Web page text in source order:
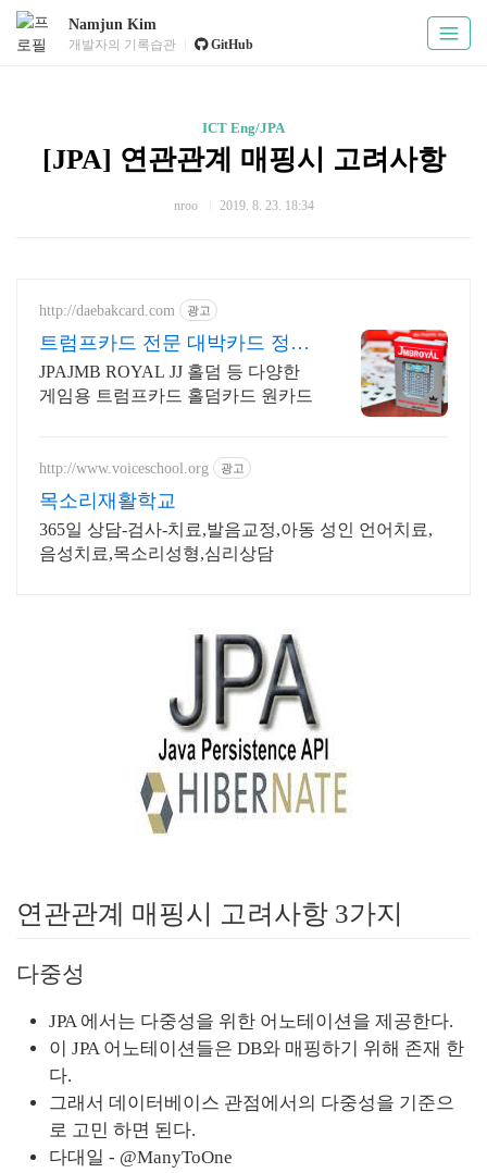
Namjun Kim
개발자의 기록습관 GitHub
ICT Eng/JPA
[JPA] 연관관계 매핑시 고려사항
nroo 2019. 8. 23. 18:34
http://daebakcard.com 광고
트럼프카드 전문 대박카드 정품
제이엠비 로얄 판매점
JPAJMB ROYAL JJ 홀덤 등 다양한
게임용 트럼프카드 홀덤카드 원카드
http://www.voiceschool.org 광고
목소리재활학교
365일 상담-검사-치료,발음교정,아동 성인 언어치료,
음성치료,목소리성형,심리상담
연관관계 매핑시 고려사항 3가지
다중성
JPA 에서는 다중성을 위한 어노테이션을 제공한다.
이 JPA 어노테이션들은 DB와 매핑하기 위해 존재 한
다.
그래서 데이터베이스 관점에서의 다중성을 기준으
로 고민 하면 된다.
다대일 - @ManyToOne